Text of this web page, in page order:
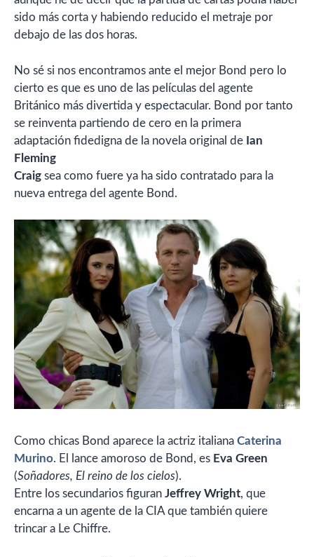
sido más corta y habiendo reducido el metraje por
debajo de las dos horas.
No sé si nos encontramos ante el mejor Bond pero lo
cierto es que es uno de las películas del agente
Británico más divertida y espectacular. Bond por tanto
se reinventa partiendo de cero en la primera
adaptación fidedigna de la novela original de Ian
Fleming
Craig sea como fuere ya ha sido contratado para la
nueva entrega del agente Bond.
Como chicas Bond aparece la actriz italiana Caterina
Murino. El lance amoroso de Bond, es Eva Green
(Soñadores, El reino de los cielos).
Entre los secundarios figuran Jeffrey Wright, que
encarna a un agente de la CIA que también quiere
trincar a Le Chiffre.